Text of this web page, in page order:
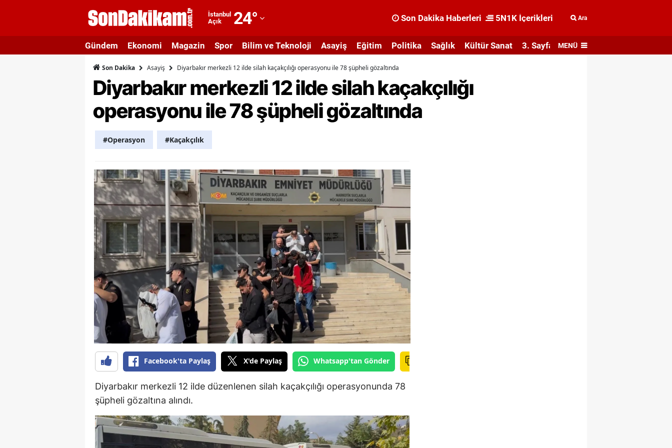
İstanbul
Açık
24°
Adıyaman
Afyonkarahisar
Ağrı
Amasya
Artvin
Aydın
Balıkesir
Bilecik
Bingöl
Bitlis
Bolu
Burdur
Bursa
Çanakkale
Denizli
Diyarbakır
Son Dakika Haberleri 5N1K İçerikleri Ara
Gündem Ekonomi Magazin Spor Bilim ve Teknoloji Asayiş Eğitim Politika Sağlık Kültür Sanat 3. Sayfa MENÜ
Son Dakika Asayiş Diyarbakır merkezli 12 ilde silah kaçakçılığı operasyonu ile 78 şüpheli gözaltında
Diyarbakır merkezli 12 ilde silah kaçakçılığı
operasyonu ile 78 şüpheli gözaltında
#Operasyon #Kaçakçılık
Facebook'ta Paylaş X'de Paylaş Whatsapp'tan Gönder
Diyarbakır merkezli 12 ilde düzenlenen silah kaçakçılığı operasyonunda 78
şüpheli gözaltına alındı.